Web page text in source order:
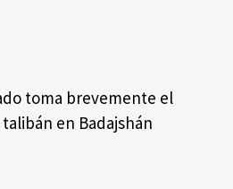
toma brevemente el
en Badajshán